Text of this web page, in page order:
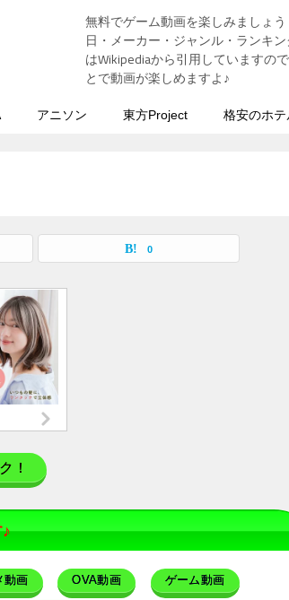
無料でゲーム動画を楽しみましょ
日・メーカー・ジャンル・ランキ
はWikipediaから引用していますの
とで動画が楽しめますよ♪
アニソン 東方Project 格安のホテ
0
！
動画 OVA動画 ゲーム動画